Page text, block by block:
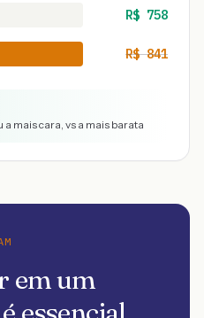
R$ 758
R$841
a mais cara, vs a mais barata
em um